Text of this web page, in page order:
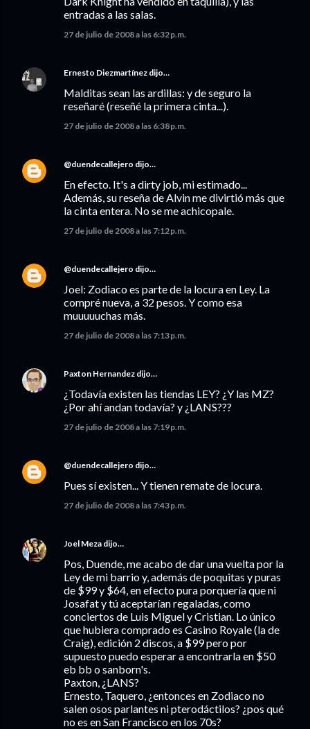
entradas a las salas.
27 de julio de 2008 a las 6:32 p.m.
Ernesto Diezmartínez dijo…
Malditas sean las ardillas: y de seguro la
reseñaré (reseñé la primera cinta...).
27 de julio de 2008 a las 6:38 p.m.
@duendecallejero dijo…
En efecto. It's a dirty job, mi estimado...
Además, su reseña de Alvin me divirtió más que
la cinta entera. No se me achicopale.
27 de julio de 2008 a las 7:12 p.m.
@duendecallejero dijo…
Joel: Zodiaco es parte de la locura en Ley. La
compré nueva, a 32 pesos. Y como esa
muuuuuchas más.
27 de julio de 2008 a las 7:13 p.m.
Paxton Hernandez dijo…
¿Todavía existen las tiendas LEY? ¿Y las MZ?
¿Por ahí andan todavía? y ¿LANS???
27 de julio de 2008 a las 7:19 p.m.
@duendecallejero dijo…
Pues sí existen... Y tienen remate de locura.
27 de julio de 2008 a las 7:43 p.m.
Joel Meza dijo…
Pos, Duende, me acabo de dar una vuelta por la
Ley de mi barrio y, además de poquitas y puras
de $99 y $64, en efecto pura porquería que ni
Josafat y tú aceptarían regaladas, como
conciertos de Luis Miguel y Cristian. Lo único
que hubiera comprado es Casino Royale (la de
Craig), edición 2 discos, a $99 pero por
supuesto puedo esperar a encontrarla en $50
eb bb o sanborn's.
Paxton, ¿LANS?
Ernesto, Taquero, ¿entonces en Zodiaco no
salen osos parlantes ni pterodáctilos? ¿pos qué
no es en San Francisco en los 70s?